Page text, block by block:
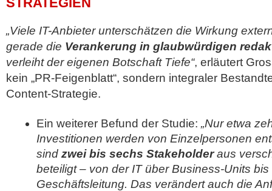
„Viele IT-Anbieter unterschätzen die Wirkung
gerade die Verankerung in glaubwürdigen
verleiht der eigenen Botschaft Tiefe“, erläutert
kein „PR-Feigenblatt“, sondern integraler
Content-Strategie.
Ein weiterer Befund der Studie: „Nur etwa
Investitionen werden von Einzelpersonen
sind zwei bis sechs Stakeholderaus
beteiligt – von der IT über Business-Units bis
Geschäftsleitung. Das verändert auch die